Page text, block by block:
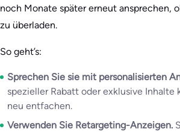
noch Monate später erneut ansprechen,
zu überladen.
So geht’s:
Sprechen Sie sie mit personalisierten
spezieller Rabatt oder exklusive Inhalte
neu entfachen.
Verwenden Sie Retargeting-Anzeigen.